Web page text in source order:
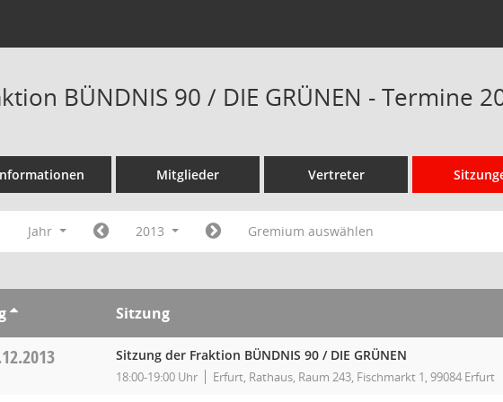
BÜNDNIS 90 / DIE GRÜNEN - Termine
Mitglieder Vertreter
Jahr 2013 Gremium auswählen
Sitzung
Sitzung der Fraktion BÜNDNIS 90 / DIE GRÜNEN
18:00-19:00 Uhr Erfurt, Rathaus, Raum 243, Fischmarkt 1, 99084 Erfurt